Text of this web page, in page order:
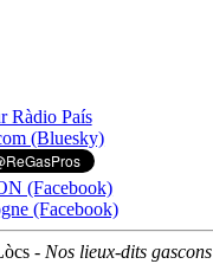
Ràdio País
(Bluesky)
(Facebook)
(Facebook)
- Nos lieux-dits gascons